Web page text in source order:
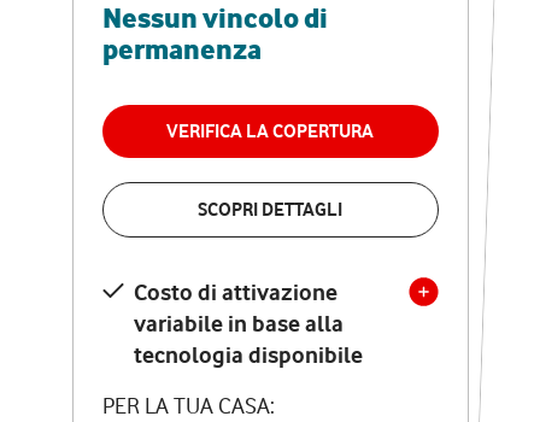
Nessun vincolo di
permanenza
VERIFICA LA COPERTURA
SCOPRI DETTAGLI
Costo di attivazione
variabile in base alla
tecnologia disponibile
PER LA TUA CASA:
RETE FISSA + VODAFONE CLUB
29,95€
permanenza
VERIFICA LA COPERTURA
Costo di attivazione
variabile in base alla
tecnologia disponibile
PER LA TUA CASA: